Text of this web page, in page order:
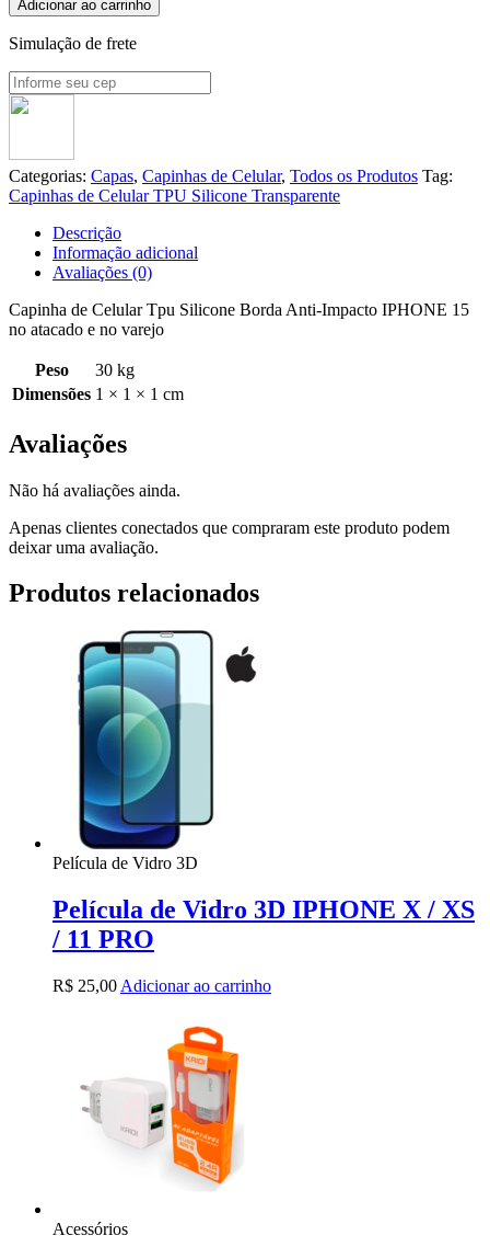
Adicionar ao carrinho
Simulação de frete
Categorias: Capas, Capinhas de Celular, Todos os Produtos Tag:
Capinhas de Celular TPU Silicone Transparente
Descrição
Informação adicional
Avaliações (0)
Capinha de Celular Tpu Silicone Borda Anti-Impacto IPHONE 15
no atacado e no varejo
Peso
30 kg
Dimensões 1 × 1 × 1 cm
Avaliações
Não há avaliações ainda.
Apenas clientes conectados que compraram este produto podem
deixar uma avaliação.
Produtos relacionados
Película de Vidro 3D
Película de Vidro 3D IPHONE X / XS
/ 11 PRO
R$ 25,00 Adicionar ao carrinho
Acessórios